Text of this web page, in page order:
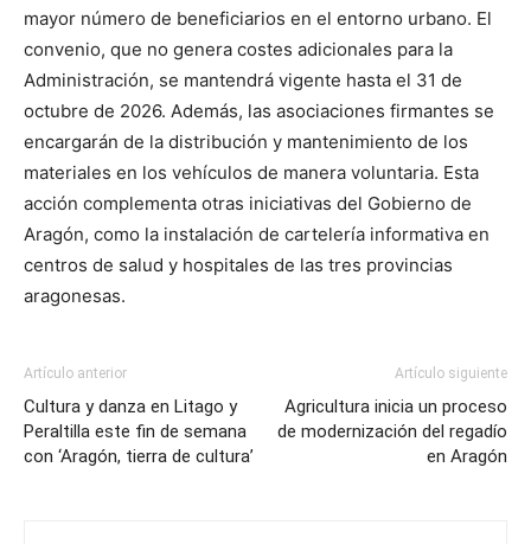
mayor número de beneficiarios en el entorno urbano. El
convenio, que no genera costes adicionales para la
Administración, se mantendrá vigente hasta el 31 de
octubre de 2026. Además, las asociaciones firmantes se
encargarán de la distribución y mantenimiento de los
materiales en los vehículos de manera voluntaria. Esta
acción complementa otras iniciativas del Gobierno de
Aragón, como la instalación de cartelería informativa en
centros de salud y hospitales de las tres provincias
aragonesas.
Artículo anterior
Cultura y danza en Litago y
Peraltilla este fin de semana
con ‘Aragón, tierra de cultura’
Artículo siguiente
Agricultura inicia un proceso
de modernización del regadío
en Aragón